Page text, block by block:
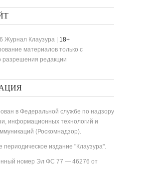
Журнал Клаузура | 18+
материалов только с
разрешения редакции
в Федеральной службе по надзору
информационных технологий и
(Роскомнадзор).
периодическое издание "Клаузура".
номер Эл ФС 77 — 46276 от